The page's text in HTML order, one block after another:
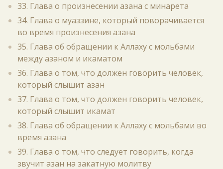
33. Глава о произнесении азана с минарета
34. Глава о муаззине, который поворачивается
во время произнесения азана
35. Глава об обращении к Аллаху с мольбами
между азаном и икаматом
36. Глава о том, что должен говорить человек,
который слышит азан
37. Глава о том, что должен говорить человек,
который слышит икамат
38. Глава об обращении к Аллаху с мольбами во
время азана
39. Глава о том, что следует говорить, когда
звучит азан на закатную молитву